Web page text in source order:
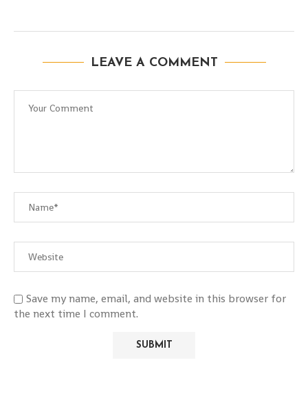
LEAVE A COMMENT
Save my name, email, and website in this browser for
the next time I comment.